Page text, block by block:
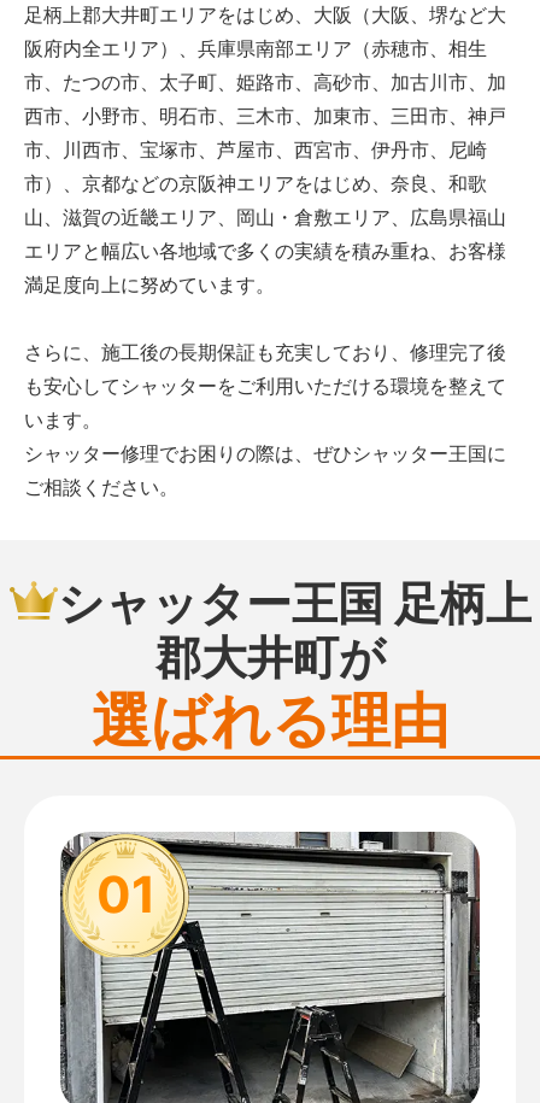
足柄上郡大井町エリアをはじめ、大阪（大阪、堺など大
阪府内全エリア）、兵庫県南部エリア（赤穂市、相生
市、たつの市、太子町、姫路市、高砂市、加古川市、加
西市、小野市、明石市、三木市、加東市、三田市、神戸
市、川西市、宝塚市、芦屋市、西宮市、伊丹市、尼崎
市）、京都などの京阪神エリアをはじめ、奈良、和歌
山、滋賀の近畿エリア、岡山・倉敷エリア、広島県福山
エリアと幅広い各地域で多くの実績を積み重ね、お客様
満足度向上に努めています。
さらに、施工後の長期保証も充実しており、修理完了後
も安心してシャッターをご利用いただける環境を整えて
います。
シャッター修理でお困りの際は、ぜひシャッター王国に
ご相談ください。
シャッター王国 足柄上
郡大井町が
選ばれる理由
01